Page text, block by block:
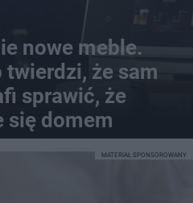
nowe meble.
twierdzi, że sam
sprawić, że
się domem
MATERIAŁ SPONSOROWANY